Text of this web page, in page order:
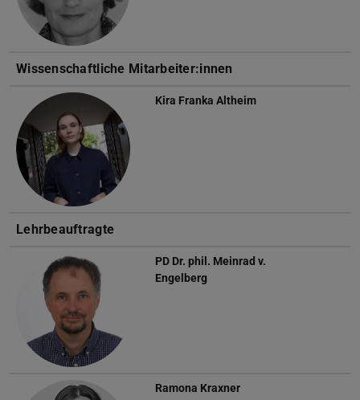
Wissenschaftliche Mitarbeiter:innen
Kira Franka Altheim
Lehrbeauftragte
PD Dr. phil. Meinrad v.
Engelberg
Ramona Kraxner